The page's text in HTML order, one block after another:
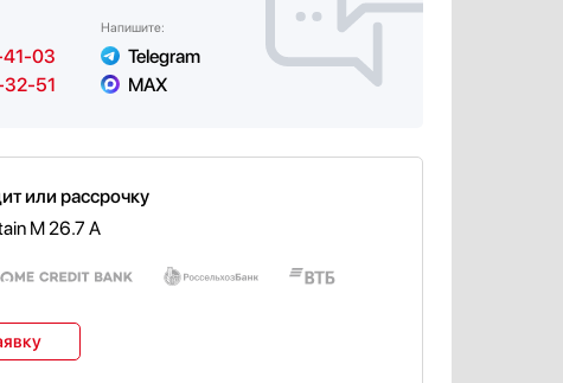
03
51
Напишите:
Telegram
MAX
или рассрочку
M 26.7 A